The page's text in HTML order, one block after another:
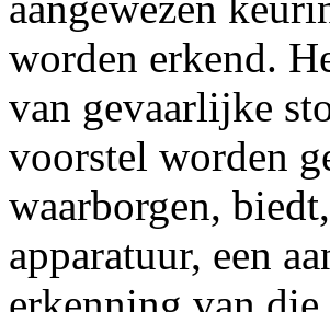
worden erkend.
van gevaarlijke
voorstel worden
waarborgen,
apparatuur, een